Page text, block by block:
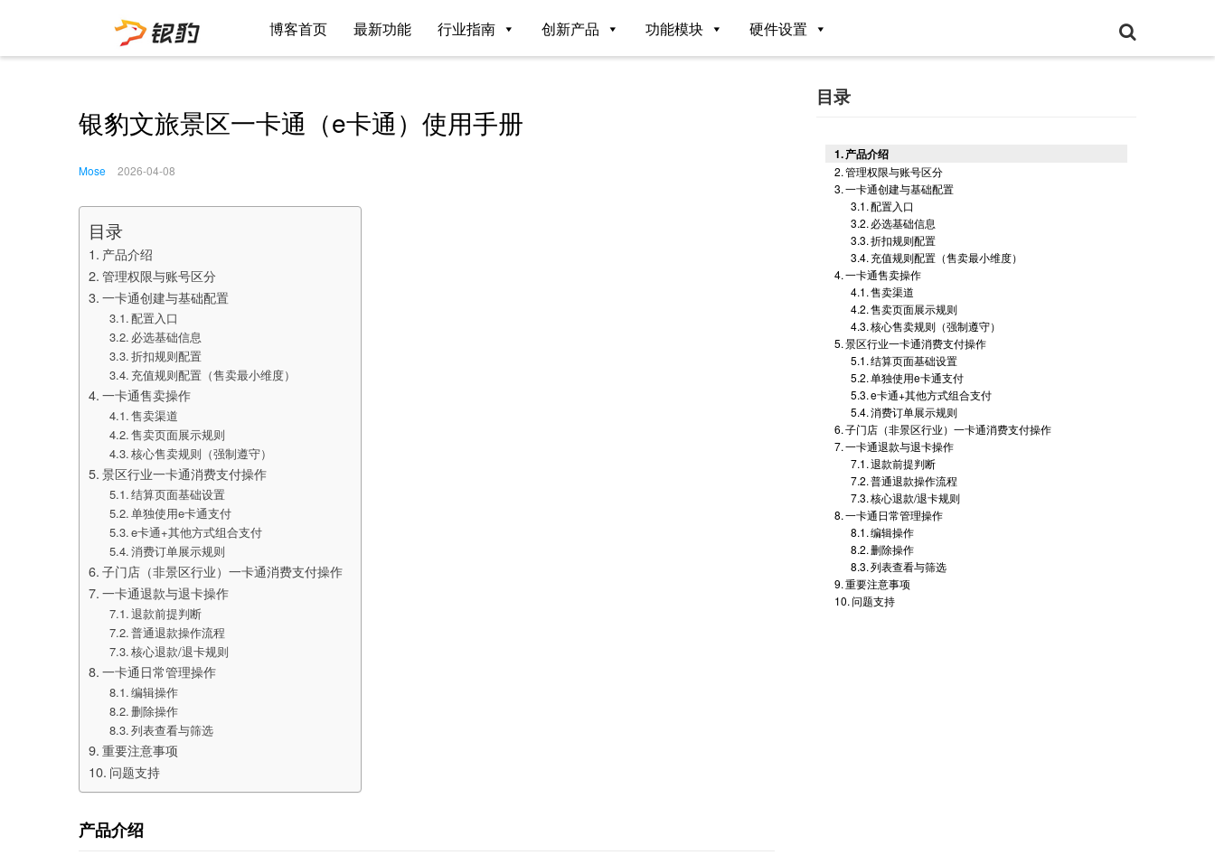
博客首页 最新功能 行业指南 创新产品 功能模块 硬件设置
银豹文旅景区一卡通（e卡通）使用手册
Mose 2026-04-08
目录
产品介绍
管理权限与账号区分
一卡通创建与基础配置
配置入口
必选基础信息
折扣规则配置
充值规则配置（售卖最小维度）
一卡通售卖操作
售卖渠道
售卖页面展示规则
核心售卖规则（强制遵守）
景区行业一卡通消费支付操作
结算页面基础设置
单独使用e卡通支付
e卡通+其他方式组合支付
消费订单展示规则
子门店（非景区行业）一卡通消费支付操作
一卡通退款与退卡操作
退款前提判断
普通退款操作流程
核心退款/退卡规则
一卡通日常管理操作
编辑操作
删除操作
列表查看与筛选
重要注意事项
问题支持
产品介绍
目录
产品介绍
管理权限与账号区分
一卡通创建与基础配置
配置入口
必选基础信息
折扣规则配置
充值规则配置（售卖最小维度）
一卡通售卖操作
售卖渠道
售卖页面展示规则
核心售卖规则（强制遵守）
景区行业一卡通消费支付操作
结算页面基础设置
单独使用e卡通支付
e卡通+其他方式组合支付
消费订单展示规则
子门店（非景区行业）一卡通消费支付操作
一卡通退款与退卡操作
退款前提判断
普通退款操作流程
核心退款/退卡规则
一卡通日常管理操作
编辑操作
删除操作
列表查看与筛选
重要注意事项
问题支持